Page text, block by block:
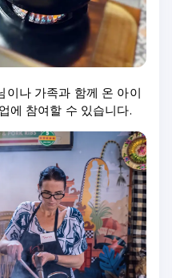
이나 가족과 함께 온 아이
에 참여할 수 있습니다.